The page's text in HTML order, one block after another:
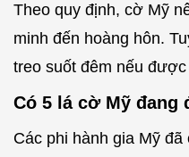
Theo quy định, cờ Mỹ
minh đến hoàng hôn.
treo suốt đêm nếu
Có 5 lá cờ Mỹ đang
Các phi hành gia Mỹ